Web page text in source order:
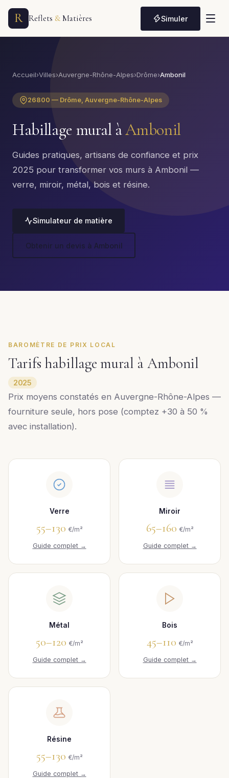
R Reflets &Matières Simuler
Accueil›Villes›Auvergne-Rhône-Alpes›Drôme›Ambonil
26800 — Drôme, Auvergne-Rhône-Alpes
Habillage mural àAmbonil
Guides pratiques, artisans de confiance et prix
2025 pour transformer vos murs à Ambonil —
verre, miroir, métal, bois et résine.
Simulateur de matière
Obtenir un devis à Ambonil
BAROMÈTRE DE PRIX LOCAL
Tarifs habillage mural à Ambonil
2025
Prix moyens constatés en Auvergne-Rhône-Alpes —
fourniture seule, hors pose (comptez +30 à 50 %
avec installation).
Verre
55–130 €/m²
Guide complet →
Miroir
65–160 €/m²
Guide complet →
Métal
50–120 €/m²
Guide complet →
Bois
45–110 €/m²
Guide complet →
Résine
55–130 €/m²
Guide complet →